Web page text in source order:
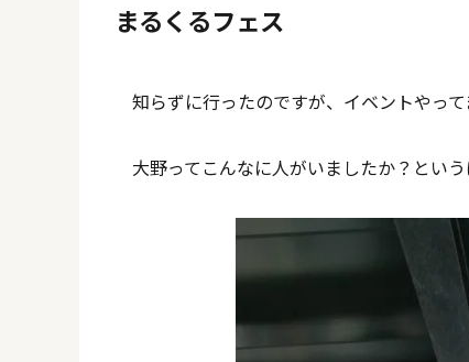
まるくるフェス
知らずに行ったのですが、イベントやって
大野ってこんなに人がいましたか？という